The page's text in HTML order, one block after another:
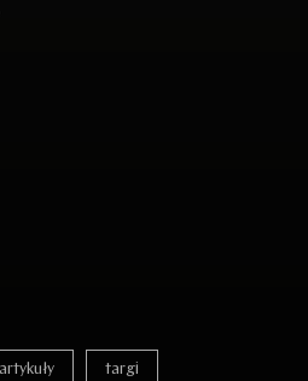
artykuły targi